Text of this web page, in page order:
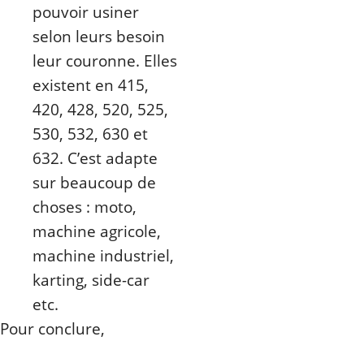
pouvoir usiner
selon leurs besoin
leur couronne. Elles
existent en 415,
420, 428, 520, 525,
530, 532, 630 et
632. C’est adapte
sur beaucoup de
choses : moto,
machine agricole,
machine industriel,
karting, side-car
etc.
Pour conclure,